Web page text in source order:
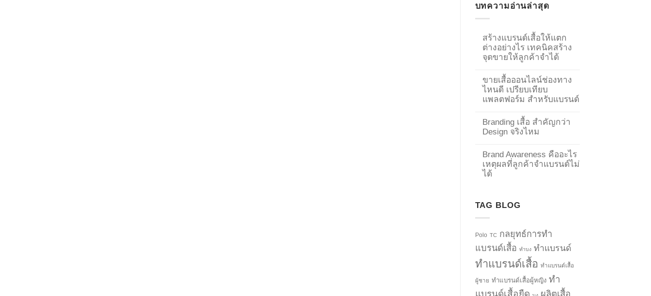
บทความอ่านล่าสุด
สร้างแบรนด์เสื้อให้แตก
ต่างอย่างไร เทคนิคสร้าง
จุดขายให้ลูกค้าจำได้
ขายเสื้อออนไลน์ช่องทาง
ไหนดี เปรียบเทียบ
แพลตฟอร์ม สำหรับแบรนด์
Branding เสื้อ สำคัญกว่า
Design จริงไหม
Brand Awareness คืออะไร
เหตุผลที่ลูกค้าจำแบรนด์ไม่
ได้
TAG BLOG
Polo TC กลยุทธ์การทำ
แบรนด์เสื้อ ทำบง ทำแบรนด์
ทำแบรนด์เสื้อ ทำแบรนด์เสื้อ
ผู้ชาย ทำแบรนด์เสื้อผู้หญิง ทำ
แบรนด์เสื้อยืด
ผลิตเสื้อ